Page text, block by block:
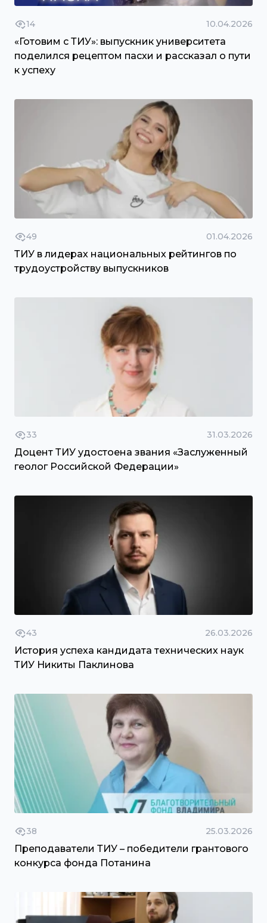
14 10.04.2026
«Готовим с ТИУ»: выпускник университета
поделился рецептом пасхи и рассказал о пути
к успеху
49 01.04.2026
ТИУ в лидерах национальных рейтингов по
трудоустройству выпускников
33 31.03.2026
Доцент ТИУ удостоена звания «Заслуженный
геолог Российской Федерации»
43 26.03.2026
История успеха кандидата технических наук
ТИУ Никиты Паклинова
38 25.03.2026
Преподаватели ТИУ – победители грантового
конкурса фонда Потанина